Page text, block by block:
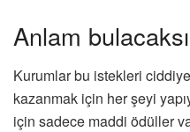
Anlam
Kurumlar bu istekleri
kazanmak için her şeyi
için sadece maddi ödüller